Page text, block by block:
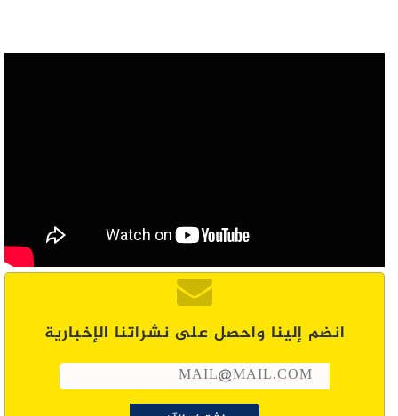
انضم إلينا واحصل على نشراتنا الإخبارية